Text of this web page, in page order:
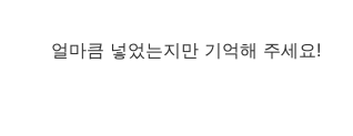
얼마큼 넣었는지만 기억해 주세요!